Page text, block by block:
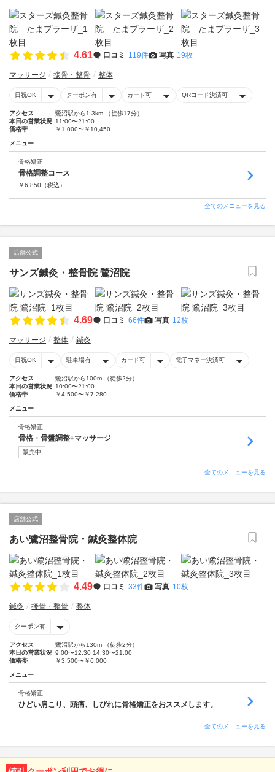
4.61 口コミ 119件 写真 19枚
マッサージ 接骨・整骨 整体
日祝OK クーポン有 カード可 QRコード決済可
アクセス
鷺沼駅から1.3km （徒歩17分）
本日の営業状況 11:00〜21:00
価格帯
￥1,000〜￥10,450
メニュー
骨格矯正
骨格調整コース
￥6,850 （税込）
全てのメニューを見る
店舗公式
サンズ鍼灸・整骨院 鷺沼院
4.69 口コミ 66件 写真 12枚
マッサージ 整体 鍼灸
日祝OK 駐車場有 カード可 電子マネー決済可
アクセス
鷺沼駅から100m （徒歩2分）
本日の営業状況 10:00〜21:00
価格帯
￥4,500〜￥7,280
メニュー
骨格矯正
骨格・骨盤調整+マッサージ
販売中
全てのメニューを見る
店舗公式
あい鷺沼整骨院・鍼灸整体院
4.49 口コミ 33件 写真 10枚
鍼灸 接骨・整骨 整体
クーポン有
アクセス
鷺沼駅から130m （徒歩2分）
本日の営業状況 9:00〜12:30 14:30〜21:00
価格帯
￥3,500〜￥6,000
メニュー
骨格矯正
ひどい肩こり、頭痛、しびれに骨格矯正をおススメします。
全てのメニューを見る